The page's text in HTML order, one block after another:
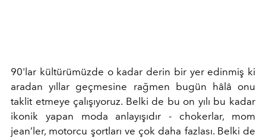
90'lar kültürümüzde o kadar derin bir yer edinmiş ki
aradan yıllar geçmesine rağmen bugün hâlâ onu
taklit etmeye çalışıyoruz. Belki de bu on yılı bu kadar
ikonik yapan moda anlayışıdır - chokerlar, mom
jean’ler, motorcu şortları ve çok daha fazlası. Belki de